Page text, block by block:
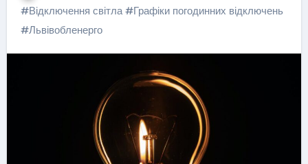
#Відключення світла#Графіки погодинних відключень
#Львівобленерго